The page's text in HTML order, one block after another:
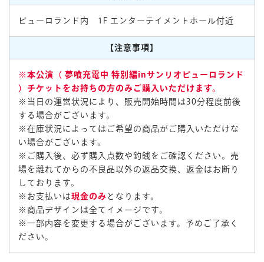
ピューロランド内 1F エンターテイメントホール付近
【注意事項】
※本公演（ 夢喰充電中 特別編inサンリオピューロランド
）チケットをお持ちの方のみご購入いただけます。
※当日の運営状況により、販売開始時間は30分程度前後
する場合がございます。
※在庫状況によってはご希望の商品がご購入いただけな
い場合がございます。
※ご購入後、必ず購入点数や釣銭をご確認ください。売
場を離れてからの不良品以外の返品交換、返金はお断り
しております。
※お支払いは現金のみ となります。
※商品デザインは全てイメージです。
※一部内容を変更する場合がございます。予めご了承く
ださい。